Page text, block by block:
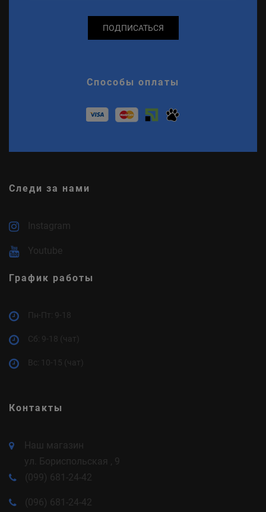
ПОДПИСАТЬСЯ
Способы оплаты
Следи за нами
Instagram
Youtube
График работы
Пн-Пт: 9-18
Cб: 9-18 (чат)
Вс: 10-15 (чат)
Контакты
Наш магазин
ул. Бориспольская , 9
(099) 681-24-42
(096) 681-24-42